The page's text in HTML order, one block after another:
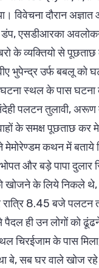
विवेचना दौरान
एसडीआरका
के व्यक्तियो से
भुपेन्द्र उर्फ बबलू को
स्थल के पास घटना
पलटन तुलावी, अरूण
के समक्ष पूछताछ कर
कथन में बताये
और बड़े पापा दुलार
खोजने के लिये निकले थे,
8.45 बजे पलटन
पैदल ही उन लोगों को
चिरईजाम के पास
बे, सब घर वाले खोज